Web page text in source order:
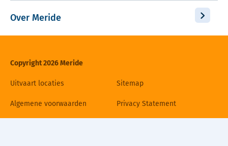
Over Meride
Copyright 2026 Meride
Uitvaart locaties Sitemap
Algemene voorwaarden Privacy Statement